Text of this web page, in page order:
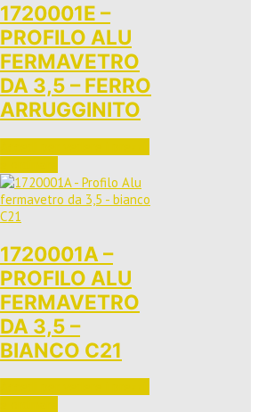
1720001E –
PROFILO ALU
FERMAVETRO
DA 3,5 – FERRO
ARRUGGINITO
1720001A –
PROFILO ALU
FERMAVETRO
DA 3,5 –
BIANCO C21